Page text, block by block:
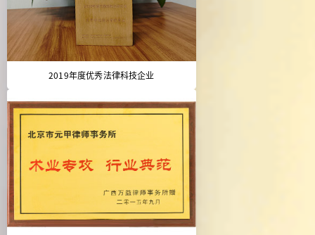
2019年度优秀法律科技企业